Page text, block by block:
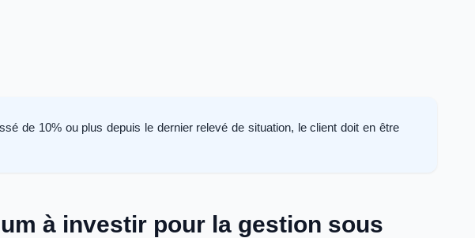
de 10% ou plus depuis le dernier relevé de situation, le client doit en être
à investir pour la gestion sous